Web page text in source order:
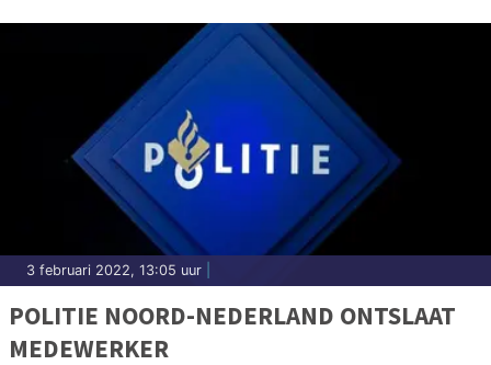
3 februari 2022, 13:05 uur
POLITIE NOORD-NEDERLAND ONTSLAAT
MEDEWERKER